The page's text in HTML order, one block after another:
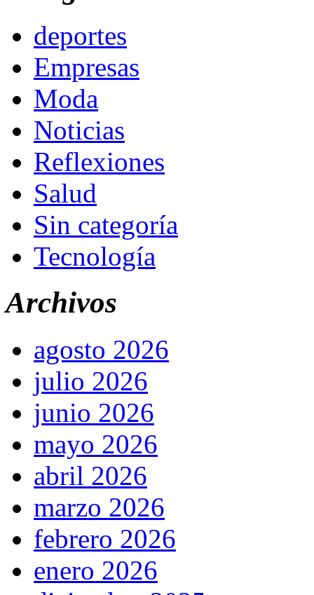
deportes
Empresas
Moda
Noticias
Reflexiones
Salud
Sin categoría
Tecnología
Archivos
agosto 2026
julio 2026
junio 2026
mayo 2026
abril 2026
marzo 2026
febrero 2026
enero 2026